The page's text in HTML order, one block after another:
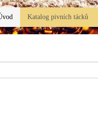
Katalog pivních tácků